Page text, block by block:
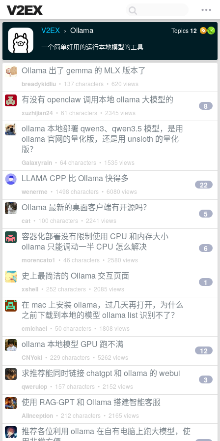
V2EX › Ollama Topics12
一个简单好用的运行本地模型的工具
Ollama 出了 gemma 的 MLX 版本了
breadykidliu • 137 characters • 620 views
有没有 openclaw 调用本地 ollama 大模型的
xuzhijian24 • 61 characters • 2345 views
8
ollama 本地部署 qwen3、qwen3.5 模型，是用
ollama 官网的量化版，还是用 unsloth 的量化
版？
Galaxyrain • 64 characters • 1535 views
LLAMA CPP 比 Ollama 快得多
wenerme • 1498 characters • 6080 views
22
Ollama 最新的桌面客户端有开源吗？
cat • 100 characters • 2241 views
5
容器化部署没有限制使用 CPU 和内存大小
ollama 只能调动一半 CPU 怎么解决
morencato1 • 46 characters • 2580 views
6
史上最简洁的 Ollama 交互页面
xshell • 252 characters • 2085 views
1
在 mac 上安装 ollama，过几天再打开，为什么
之前下载到本地的模型 ollama list 识别不了？
cmichael • 50 characters • 1808 views
ollama 本地模型 GPU 跑不满
CNYoki • 229 characters • 5262 views
12
求推荐能同时链接 chatgpt 和 ollama 的 webui
qweruiop • 157 characters • 2152 views
3
使用 RAG-GPT 和 Ollama 搭建智能客服
AIInception • 212 characters • 2165 views
推荐各位利用 ollama 在自有电脑上跑大模型，使